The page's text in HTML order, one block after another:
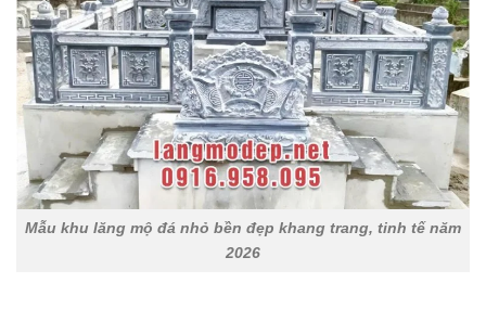
Mẫu khu lăng mộ đá nhỏ bền đẹp khang trang, tinh tế năm
2026